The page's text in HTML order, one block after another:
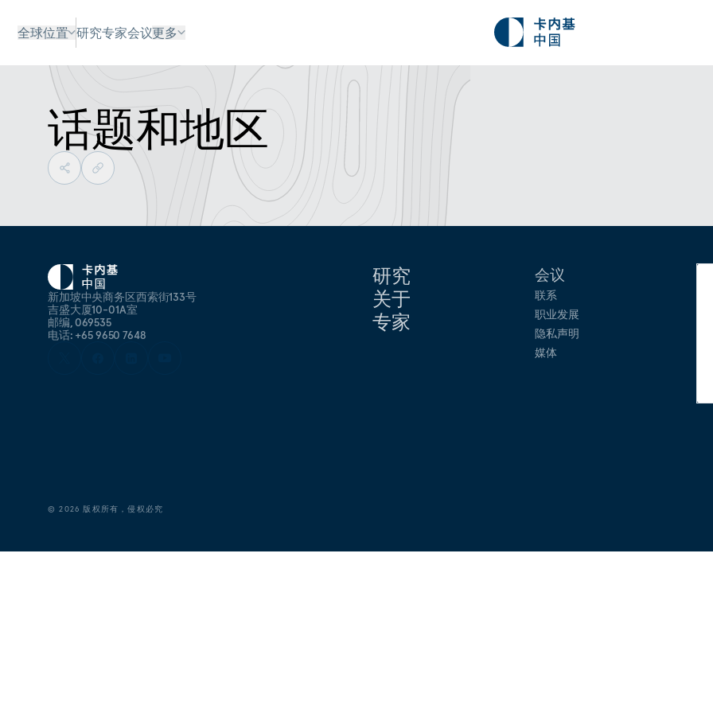
全球位置 研究专家会议更多
话题和地区
新加坡中央商务区西索街133号
吉盛大厦10-01A室
邮编, 069535
电话: +65 9650 7648
研究
关于
专家
会议
联系
职业发展
隐私声明
媒体
©2026 版权所有，侵权必究